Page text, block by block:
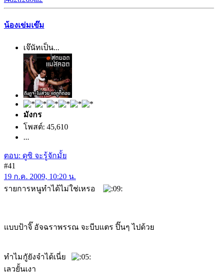
น้องเข่มเข๊ม
เจ๊นัทเป็น...
มังกร
โพสต์: 45,610
...
ตอบ: ดูซิ จะรู้จักมั้ย
#41
19 ก.ค. 2009, 10:20 น.
รายการหนูทำได้ไม่ใช่เหรอ
แบบป้าจิ๊ อัจฉราพรรณ จะบีบแตร ปิ๊นๆ ไปด้วย
ทำไมกูัยังจำได้เนี่ย
เลวยั้นเงา